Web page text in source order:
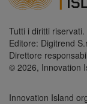
Tutti i diritti riservati.
Editore: Digitrend
Direttore
© 2026, Innovation
Innovation Island